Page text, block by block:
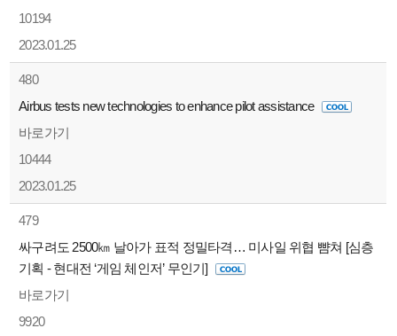
10194
2023.01.25
480
Airbus tests new technologies to enhance pilot assistance
바로가기
10444
2023.01.25
479
싸구려도 2500㎞ 날아가 표적 정밀타격… 미사일 위협 뺨쳐 [심층
기획 - 현대전 ‘게임 체인저’ 무인기]
바로가기
9920